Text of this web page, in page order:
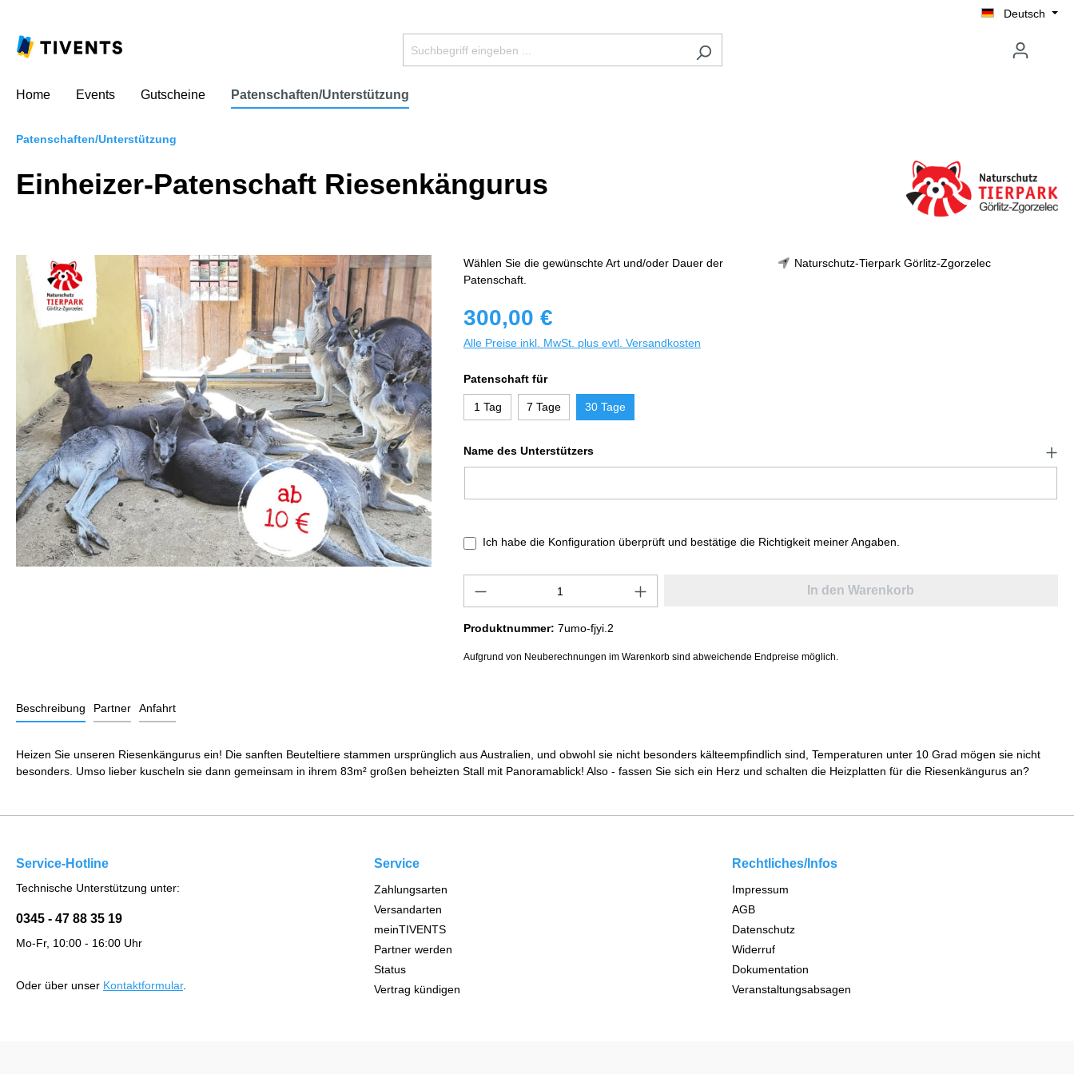
Deutsch
Home Events Gutscheine Patenschaften/Unterstützung
Patenschaften/Unterstützung
Einheizer-Patenschaft Riesenkängurus
Wählen Sie die gewünschte Art und/oder Dauer der
Patenschaft.
Naturschutz-Tierpark Görlitz-Zgorzelec
300,00 €
Alle Preise inkl. MwSt. plus evtl. Versandkosten
Patenschaft für
1 Tag 7 Tage 30 Tage
Name des Unterstützers
Ich habe die Konfiguration überprüft und bestätige die Richtigkeit meiner Angaben.
In den Warenkorb
Produktnummer: 7umo-fjyi.2
Aufgrund von Neuberechnungen im Warenkorb sind abweichende Endpreise möglich.
Beschreibung Partner Anfahrt
Heizen Sie unseren Riesenkängurus ein! Die sanften Beuteltiere stammen ursprünglich aus Australien, und obwohl sie nicht besonders kälteempfindlich sind, Temperaturen unter 10 Grad mögen sie nicht
besonders. Umso lieber kuscheln sie dann gemeinsam in ihrem 83m² großen beheizten Stall mit Panoramablick! Also - fassen Sie sich ein Herz und schalten die Heizplatten für die Riesenkängurus an?
Service-Hotline
Technische Unterstützung unter:
0345 - 47 88 35 19
Mo-Fr, 10:00 - 16:00 Uhr
Oder über unser Kontaktformular.
Service
Zahlungsarten
Versandarten
meinTIVENTS
Partner werden
Status
Vertrag kündigen
Rechtliches/Infos
Impressum
AGB
Datenschutz
Widerruf
Dokumentation
Veranstaltungsabsagen